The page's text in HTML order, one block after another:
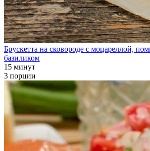
Брускетта на сковороде с моцареллой,
базиликом
15 минут
3 порции